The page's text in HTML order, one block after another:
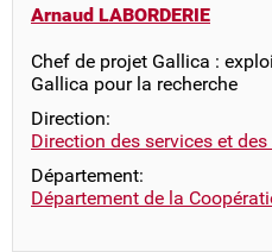
Arnaud LABORDERIE
Chef de projet Gallica :
Gallica pour la recherche
Direction:
Direction des services et des
Département:
Département de la